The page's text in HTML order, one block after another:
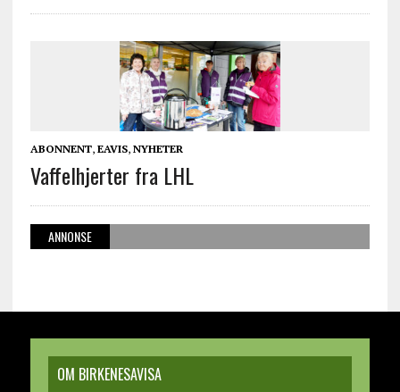
ABONNENT, EAVIS, NYHETER
Vaffelhjerter fra LHL
ANNONSE
OM BIRKENESAVISA